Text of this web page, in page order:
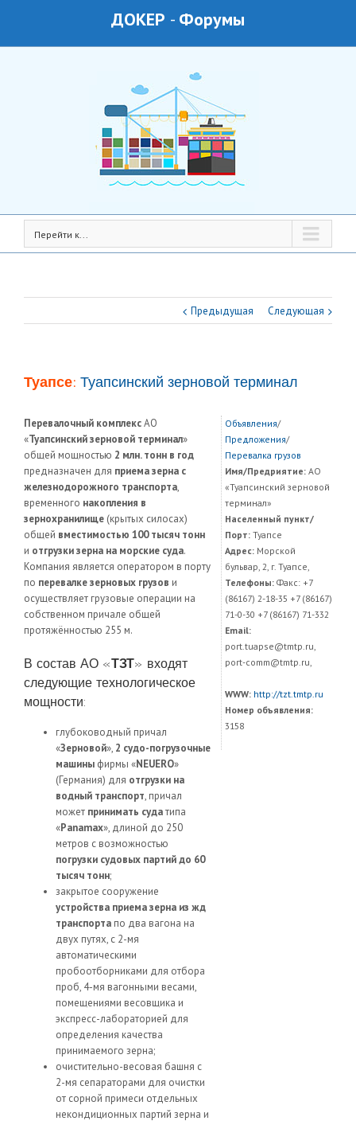
ДОКЕР - Форумы
Перейти к...
Предыдущая Следующая
Туапсе: Туапсинский зерновой терминал
Перевалочный комплексАО
«Туапсинский зерновой терминал»
общей мощностью 2 млн. тонн в год
предназначен для приема зерна с
железнодорожного транспорта,
временного накопления в
зернохранилище (крытых силосах)
общей вместимостью 100 тысяч тонн
и отгрузки зерна на морские суда.
Компания является оператором в порту
по перевалке зерновых грузов и
осуществляет грузовые операции на
собственном причале общей
протяжённостью 255 м.
В состав АО «ТЗТ» входят
следующие технологическое
мощности:
глубоководный причал
«Зерновой», 2 судо-погрузочные
машины фирмы «NEUERO»
(Германия) для отгрузки на
водный транспорт, причал
может принимать судатипа
«Panamax», длиной до 250
метров с возможностью
погрузки судовых партий до 60
тысяч тонн;
закрытое сооружение
устройства приема зерна из жд
транспорта по два вагона на
двух путях, с 2-мя
автоматическими
пробоотборниками для отбора
проб, 4-мя вагонными весами,
помещениями весовщика и
экспресс-лабораторией для
определения качества
принимаемого зерна;
очистительно-весовая башня с
2-мя сепараторами для очистки
от сорной примеси отдельных
некондиционных партий зерна и
Объявления/
Предложения/
Перевалка грузов
Имя/Предриятие:АО
«Туапсинский зерновой
терминал»
Населенный пункт/
Порт:Туапсе
Адрес:Морской
бульвар, 2, г. Туапсе,
Телефоны:Факс: +7
(86167) 2-18-35 +7 (86167)
71-0-30 +7 (86167) 71-332
Email:
port.tuapse@tmtp.ru,
port-comm@tmtp.ru,
WWW: http://tzt.tmtp.ru
Номер объявления:
3158